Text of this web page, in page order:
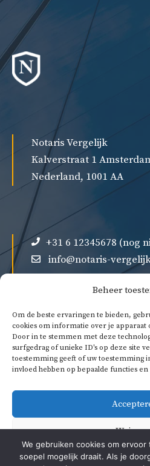
Beheer
Om de beste ervaringen te bieden,
cookies om informatie over je apparaat
Door in te stemmen met deze
surfgedrag of unieke ID's op deze site
toestemming geeft of uw toestemming
invloed hebben op bepaalde functies
Bekijk
Notaris Vergelijk
Kalverstraat 1
Nederland, 1001 AA
+31 6 12345678 (nog
info@notaris-
Over ons
Privacybeleid
Algemene
We gebruiken cookies om
soepel mogelijk draait. Als je